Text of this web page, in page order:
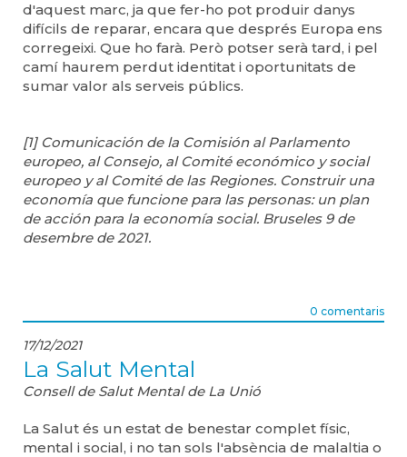
d'aquest marc, ja que fer-ho pot produir danys
difícils de reparar, encara que després Europa ens
corregeixi. Que ho farà. Però potser serà tard, i pel
camí haurem perdut identitat i oportunitats de
sumar valor als serveis públics.
[1] Comunicación de la Comisión al Parlamento
europeo, al Consejo, al Comité económico y social
europeo y al Comité de las Regiones. Construir una
economía que funcione para las personas: un plan
de acción para la economía social. Bruseles 9 de
desembre de 2021.
0 comentaris
17/12/2021
La Salut Mental
Consell de Salut Mental de La Unió
La Salut és un estat de benestar complet físic,
mental i social, i no tan sols l'absència de malaltia o